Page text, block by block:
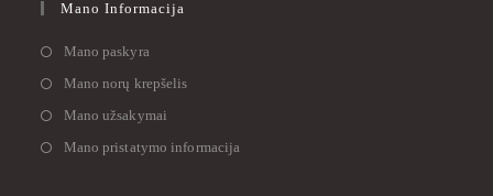
Mano Informacija
Mano paskyra
Mano norų krepšelis
Mano užsakymai
Mano pristatymo informacija